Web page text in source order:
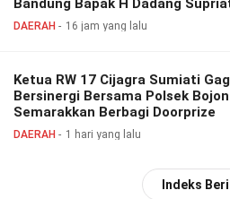
Bandung Bapak H Dadang
DAERAH 16 jam yang lalu
Ketua RW 17 Cijagra Sumiati
Bersinergi Bersama Polsek
Semarakkan Berbagi Doorprize
DAERAH 1 hari yang lalu
Indeks